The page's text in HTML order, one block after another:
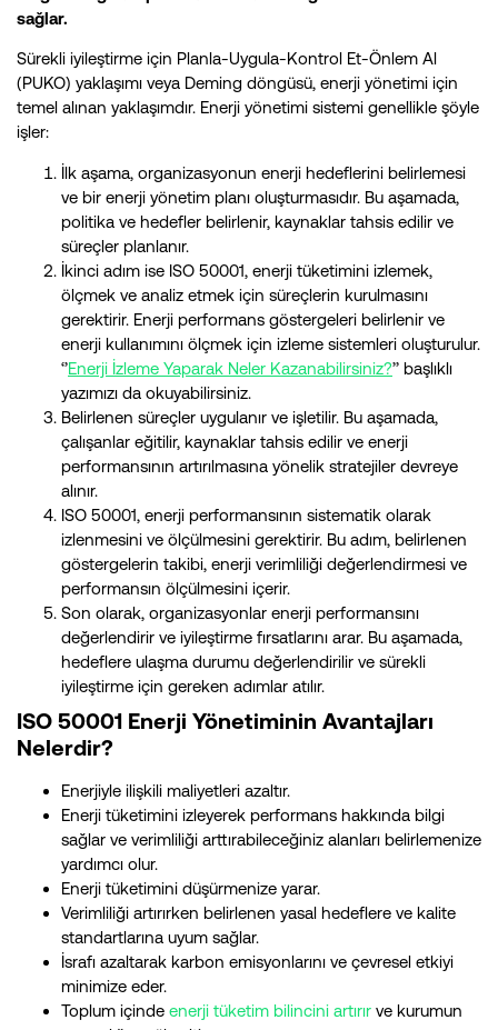
sağlar.
Sürekli iyileştirme için Planla-Uygula-Kontrol Et-Önlem Al
(PUKO) yaklaşımı veya Deming döngüsü, enerji yönetimi için
temel alınan yaklaşımdır. Enerji yönetimi sistemi genellikle şöyle
işler:
İlk aşama, organizasyonun enerji hedeflerini belirlemesi
ve bir enerji yönetim planı oluşturmasıdır. Bu aşamada,
politika ve hedefler belirlenir, kaynaklar tahsis edilir ve
süreçler planlanır.
İkinci adım ise ISO 50001, enerji tüketimini izlemek,
ölçmek ve analiz etmek için süreçlerin kurulmasını
gerektirir. Enerji performans göstergeleri belirlenir ve
enerji kullanımını ölçmek için izleme sistemleri oluşturulur.
‘’Enerji İzleme Yaparak Neler Kazanabilirsiniz?’’ başlıklı
yazımızı da okuyabilirsiniz.
Belirlenen süreçler uygulanır ve işletilir. Bu aşamada,
çalışanlar eğitilir, kaynaklar tahsis edilir ve enerji
performansının artırılmasına yönelik stratejiler devreye
alınır.
ISO 50001, enerji performansının sistematik olarak
izlenmesini ve ölçülmesini gerektirir. Bu adım, belirlenen
göstergelerin takibi, enerji verimliliği değerlendirmesi ve
performansın ölçülmesini içerir.
Son olarak, organizasyonlar enerji performansını
değerlendirir ve iyileştirme fırsatlarını arar. Bu aşamada,
hedeflere ulaşma durumu değerlendirilir ve sürekli
iyileştirme için gereken adımlar atılır.
ISO 50001 Enerji Yönetiminin Avantajları
Nelerdir?
Enerjiyle ilişkili maliyetleri azaltır.
Enerji tüketimini izleyerek performans hakkında bilgi
sağlar ve verimliliği arttırabileceğiniz alanları belirlemenize
yardımcı olur.
Enerji tüketimini düşürmenize yarar.
Verimliliği artırırken belirlenen yasal hedeflere ve kalite
standartlarına uyum sağlar.
İsrafı azaltarak karbon emisyonlarını ve çevresel etkiyi
minimize eder.
Toplum içinde enerji tüketim bilincini artırır ve kurumun